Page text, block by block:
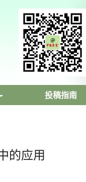
投稿指南
的应用